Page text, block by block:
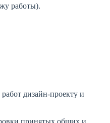
работы).
дизайн-проекту и